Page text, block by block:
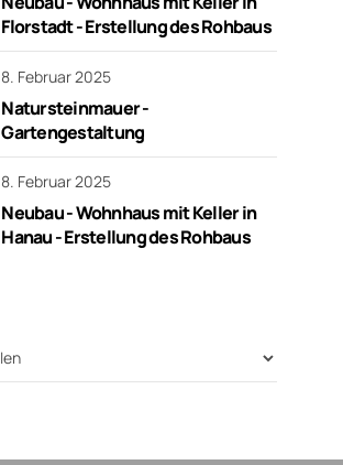
Florstadt - Erstellung des Rohbaus
8. Februar 2025
Natursteinmauer -
Gartengestaltung
8. Februar 2025
Neubau - Wohnhaus mit Keller in
Hanau - Erstellung des Rohbaus